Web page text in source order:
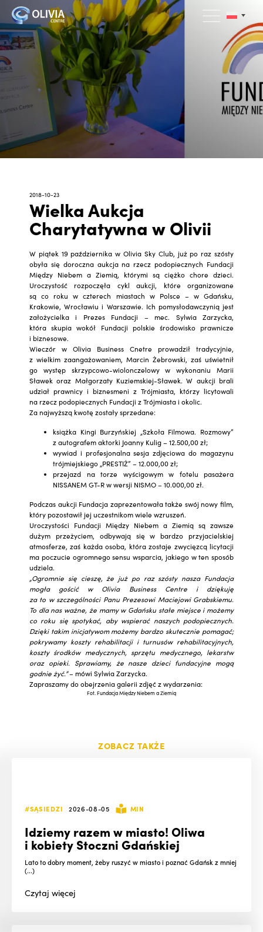
2018-10-23
Wielka Aukcja
Charytatywna w Olivii
W piątek 19 października w Olivia Sky Club, już po raz szósty
obyła się doroczna aukcja na rzecz podopiecznych Fundacji
Między Niebem a Ziemią, którymi są ciężko chore dzieci.
Uroczystość rozpoczęła cykl aukcji, które organizowane
są co roku w czterech miastach w Polsce – w Gdańsku,
Krakowie, Wrocławiu i Warszawie. Ich pomysłodawczynią jest
założycielka i Prezes Fundacji – mec. Sylwia Zarzycka,
która skupia wokół Fundacji polskie środowisko prawnicze
i biznesowe.
Wieczór w Olivia Business Cnetre prowadził tradycyjnie,
z wielkim zaangażowaniem, Marcin Żebrowski, zaś uświetnił
go występ skrzypcowo-wiolonczelowy w wykonaniu Marii
Sławek oraz Małgorzaty Kuziemskiej-Sławek. W aukcji brali
udział prawnicy i biznesmeni z Trójmiasta, którzy licytowali
na rzecz podopiecznych Fundacji z Trójmiasta i okolic.
Za najwyższą kwotę zostały sprzedane:
książka Kingi Burzyńskiej „Szkoła Filmowa. Rozmowy”
z autografem aktorki Joanny Kulig – 12.500,00 zł;
wywiad i profesjonalna sesja zdjęciowa do magazynu
trójmiejskiego „PRESTIŻ” – 12.000,00 zł;
przejazd na torze wyścigowym w fotelu pasażera
NISSANEM GT-R w wersji NISMO – 10.000,00 zł.
Podczas aukcji Fundacja zaprezentowała także swój nowy film,
który pozostawił jej uczestnikom wiele wzruszeń.
Uroczystości Fundacji Między Niebem a Ziemią są zawsze
dużym przeżyciem, odbywają się w bardzo przyjacielskiej
atmosferze, zaś każda osoba, która zostaje zwycięzcą licytacji
ma poczucie ogromnego sensu wsparcia, jakiego w ten sposób
udziela.
„Ogromnie się cieszę, że już po raz szósty nasza Fundacja
mogła gościć w Olivia Business Centre i dziękuję
za to w szczególności Panu Prezesowi Maciejowi Grabskiemu.
To dla nas ważne, że mamy w Gdańsku stałe miejsce i możemy
co roku się spotykać, aby wspierać naszych podopiecznych.
Dzięki takim inicjatywom możemy bardzo skutecznie pomagać;
pokrywamy koszty rehabilitacji i turnusów rehabilitacyjnych,
koszty środków medycznych, sprzętu medycznego, lekarstw
oraz opieki. Sprawiamy, że nasze dzieci fundacyjne mogą
godnie żyć.”– mówi Sylwia Zarzycka.
Zapraszamy do obejrzenia galerii zdjęć z wydarzenia:
Fot. Fundacja Między Niebem a Ziemią
ZOBACZ TAKŻE
#SĄSIEDZI 2026-08-05 MIN
Idziemy razem w miasto! Oliwa
i kobiety Stoczni Gdańskiej
Lato to dobry moment, żeby ruszyć w miasto i poznać Gdańsk z mniej
(...)
Czytajwięcej